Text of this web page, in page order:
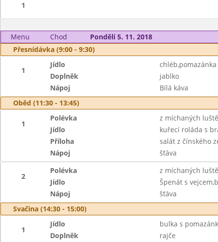
1
Menu Chod
Pondělí 5. 11. 2018
Přesnídávka (9:00 - 9:30)
1
Jídlo
Doplněk
jablko
Nápoj
Bílá káva
Oběd (11:30 - 13:45)
1
Polévka
z míchaných
Jídlo
kuřecí roláda s
Příloha
salát z čínského
Nápoj
šťáva
2
Polévka
z míchaných
Jídlo
Špenát s
Nápoj
šťáva
Svačina (14:30 - 15:00)
1
Jídlo
bulka s
Doplněk
rajče